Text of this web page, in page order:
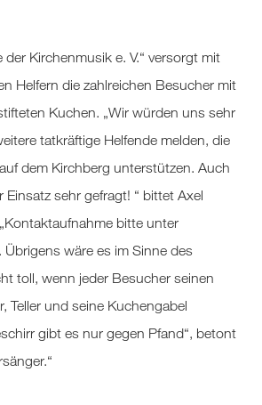
der Kirchenmusik e. V.“ versorgt mit
Helfern die zahlreichen Besucher mit
Kuchen. „Wir würden uns sehr
tatkräftige Helfende melden, die
dem Kirchberg unterstützen. Auch
sehr gefragt! “ bittet Axel
bitte unter
. Übrigens wäre es im Sinne des
toll, wenn jeder Besucher seinen
Teller und seine Kuchengabel
gibt es nur gegen Pfand“, betont